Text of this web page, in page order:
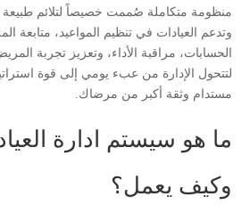
منظومة متكاملة صُممت خصيصاً لتلائم طبيعة
وتدعم العيادات في تنظيم المواعيد، متابعة
الحسابات، مراقبة الأداء، وتعزيز تجربة
لتتحول الإدارة من عبء يومي إلى قوة
مستدام وثقة أكبر من مرضاك.
ما هو سيستم ادارة
وكيف يعمل؟